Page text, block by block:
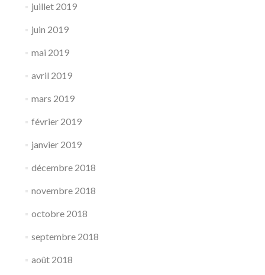
juillet 2019
juin 2019
mai 2019
avril 2019
mars 2019
février 2019
janvier 2019
décembre 2018
novembre 2018
octobre 2018
septembre 2018
août 2018